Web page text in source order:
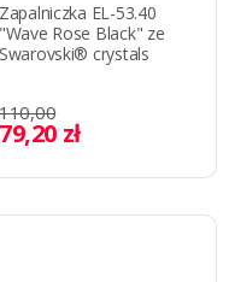
Zapalniczka EL-53.40
"Wave Rose Black" ze
Swarovski® crystals
110,00
79,20 zł